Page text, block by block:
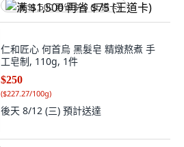
满 $1,500 再省 $75 (王道卡)
仁和匠心 何首烏 黑髮皂 精燉熬煮 手
工皂制, 110g, 1件
$250
($227.27/100g)
後天 8/12 (三) 預計送達